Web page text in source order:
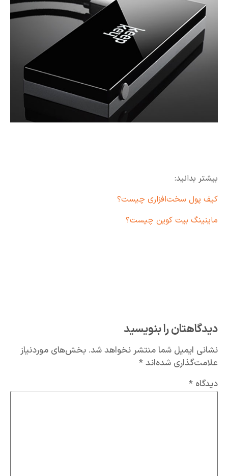
بیشتر بدانید:
کیف پول سخت‌افزاری چیست؟
ماینینگ بیت کوین چیست؟
دیدگاهتان را بنویسید
نشانی ایمیل شما منتشر نخواهد شد. بخش‌های موردنیاز
علامت‌گذاری شده‌اند*
دیدگاه *